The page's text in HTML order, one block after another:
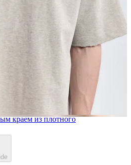
краем из плотного